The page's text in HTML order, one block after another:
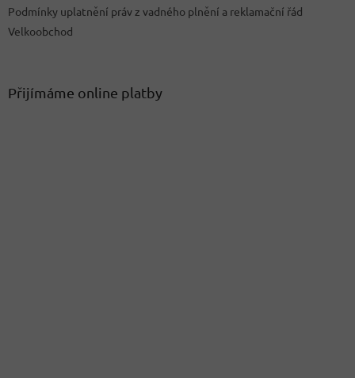
Podmínky uplatnění práv z vadného plnění a reklamační řád
Velkoobchod
Přijímáme online platby